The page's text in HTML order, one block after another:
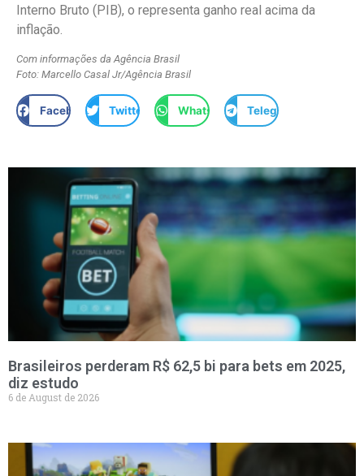
Interno Bruto (PIB), o representa ganho real acima da
inflação.
Com informações da Agência Brasil
Foto: Marcello Casal Jr/Agência Brasil
Facebook Twitter WhatsApp Telegram
Brasileiros perderam R$ 62,5 bi para bets em 2025,
diz estudo
6 de August de 2026